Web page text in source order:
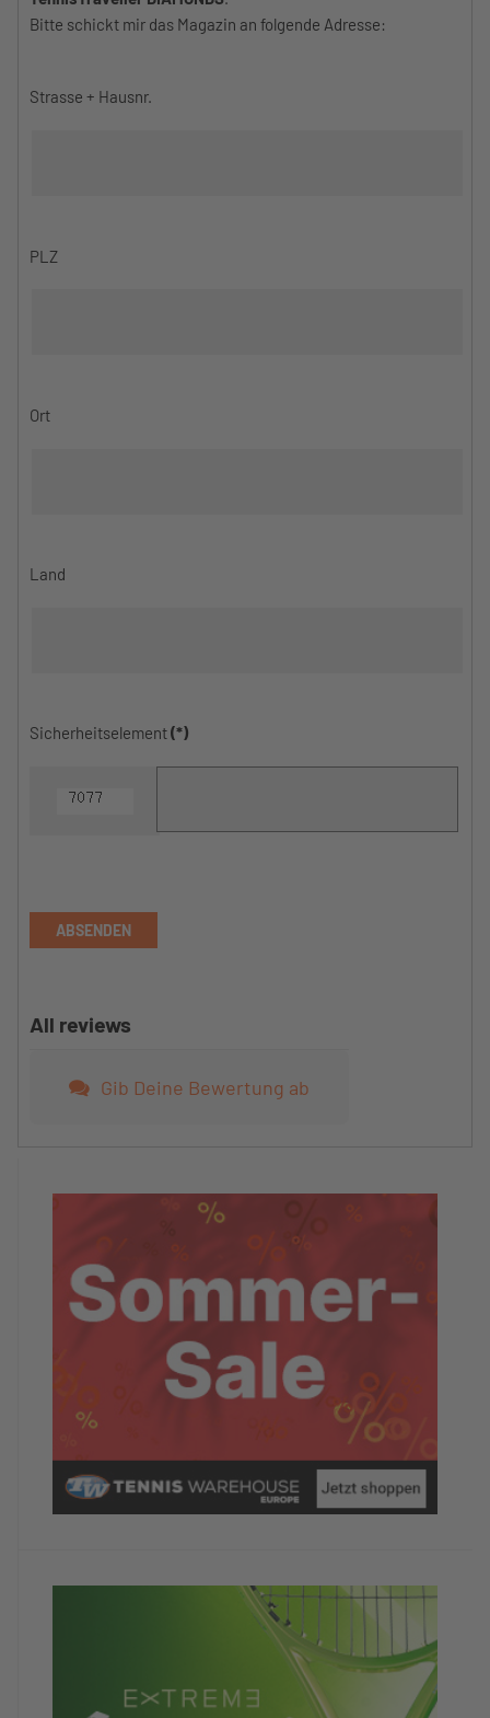
Bitte schickt mir das Magazin an folgende Adresse:
Strasse + Hausnr.
PLZ
Ort
Land
Sicherheitselement(*)
ABSENDEN
All reviews
Gib Deine Bewertung ab